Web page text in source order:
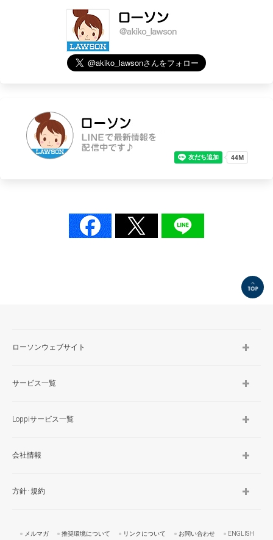
ローソンウェブサイト
サービス一覧
Loppiサービス一覧
会社情報
方針･規約
メルマガ 推奨環境について リンクについて お問い合わせ ENGLISH